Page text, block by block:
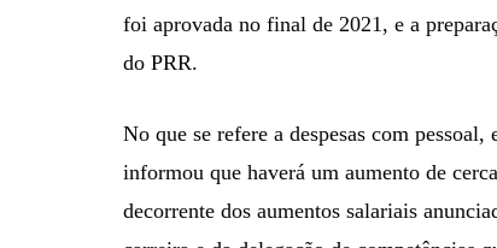
foi aprovada no final de 2021, e a
do PRR.
No que se refere a despesas com
informou que haverá um aumento de
decorrente dos aumentos salariais